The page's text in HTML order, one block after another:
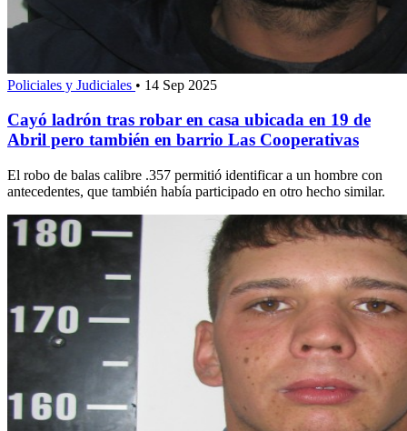
Policiales y Judiciales • 14 Sep 2025
Cayó ladrón tras robar en casa ubicada en 19 de
Abril pero también en barrio Las Cooperativas
El robo de balas calibre .357 permitió identificar a un hombre con
antecedentes, que también había participado en otro hecho similar.